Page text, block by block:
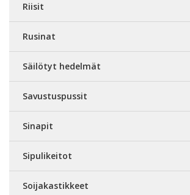
Riisit
Rusinat
Säilötyt hedelmät
Savustuspussit
Sinapit
Sipulikeitot
Soijakastikkeet